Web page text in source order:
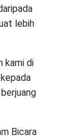
lebih
kami di
Bicara